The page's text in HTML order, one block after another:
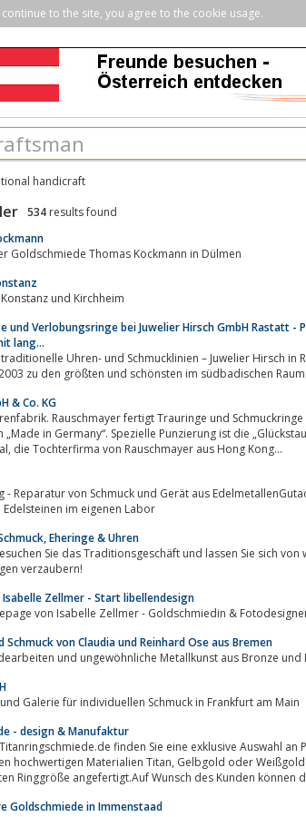
to the site, you agree to the cookie usage.
handicraft
534 results found
Goldschmiede Thomas Kockmann in Dülmen
und Kirchheim
und Verlobungsringe bei Juwelier Hirsch GmbH Rastatt -
lang...
Uhren- und Schmucklinien – Juwelier Hirsch in
zu den größten und schönsten im südbadischen
& Co. KG
Rauschmayer fertigt Trauringe und
in Germany“. Spezielle Punzierung ist die
Star Creations International, die Tochterfirma von Rauschmayer aus Hong Kong...
Reparatur von Schmuck und Gerät aus
und Edelsteinen im eigenen Labor
Eheringe & Uhren
Sie das Traditionsgeschäft und lassen Sie sich
verzaubern!
Zellmer - Start libellendesign
von Isabelle Zellmer - Goldschmiedin &
von Claudia und Reinhard Ose aus Bremen
und ungewöhnliche Metallkunst aus Bronze und
Werkstatt und Galerie für individuellen Schmuck in Frankfurt am Main
- design & Manufaktur
finden Sie eine exklusive Auswahl an Partner-,
Gelbgold oder Weißgold erhältlich und werden in sorgfältiger
Ringgröße angefertigt.Auf Wunsch des Kunden können
Goldschmiede in Immenstaad